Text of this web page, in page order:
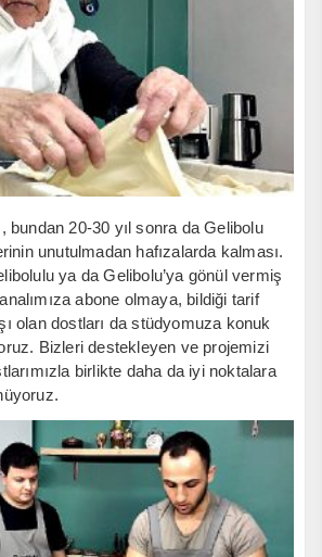
bundan 20-30 yıl sonra da Gelibolu
unutulmadan hafızalarda kalması.
ya da Gelibolu’ya gönül vermiş
abone olmaya, bildiği tarif
olan dostları da stüdyomuza konuk
Bizleri destekleyen ve projemizi
birlikte daha da iyi noktalara